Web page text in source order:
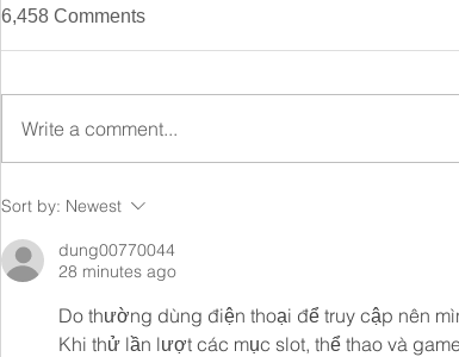
6,458 Comments
Write a comment...
Sort by: Newest
dung00770044
28 minutes ago
Do thường dùng điện thoại để truy cập nên
Khi thử lần lượt các mục slot, thể thao và